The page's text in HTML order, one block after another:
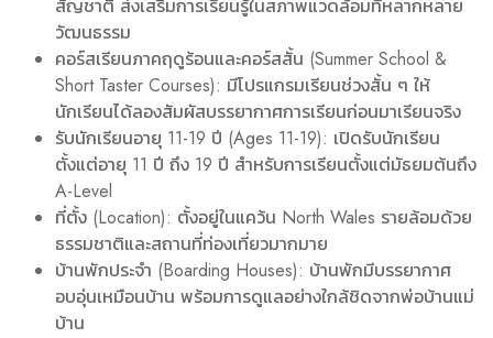
สัญชาติ ส่งเสริมการเรียนรู้ในสภาพแวดล้อมที่หลากหลาย
วัฒนธรรม
คอร์สเรียนภาคฤดูร้อนและคอร์สสั้น (Summer School &
Short Taster Courses): มีโปรแกรมเรียนช่วงสั้น ๆ ให้
นักเรียนได้ลองสัมผัสบรรยากาศการเรียนก่อนมาเรียนจริง
รับนักเรียนอายุ 11-19 ปี (Ages 11-19): เปิดรับนักเรียน
ตั้งแต่อายุ 11 ปี ถึง 19 ปี สำหรับการเรียนตั้งแต่มัธยมต้นถึง
A-Level
ที่ตั้ง (Location): ตั้งอยู่ในแคว้น North Wales รายล้อมด้วย
ธรรมชาติและสถานที่ท่องเที่ยวมากมาย
บ้านพักประจำ (Boarding Houses): บ้านพักมีบรรยากาศ
อบอุ่นเหมือนบ้าน พร้อมการดูแลอย่างใกล้ชิดจากพ่อบ้านแม่
บ้าน